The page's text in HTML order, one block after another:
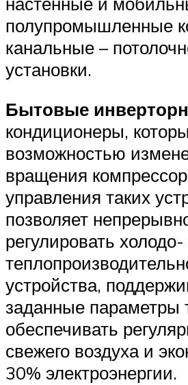
полупромышленные
канальные –
установки.
Бытовые
кондиционеры,
возможностью
вращения
управления таких
позволяет
регулировать
устройства,
заданные параметры
обеспечивать
свежего воздуха и
30% электроэнергии.